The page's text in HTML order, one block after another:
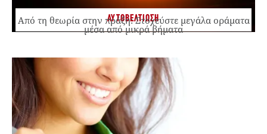
ΑΥΤΟΒΕΛΤΙΩΣΗ
Από τη θεωρία στην πράξη: Στοχεύστε μεγάλα οράματα
μέσα από μικρά βήματα